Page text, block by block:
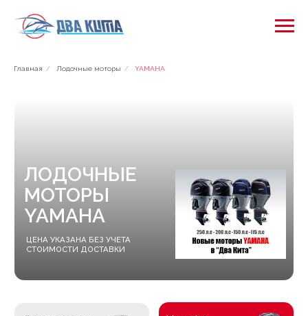
Главная / Лодочные моторы / YAMAHA
ЦЕНА УКАЗАНА БЕЗ УЧЕТА
СТОИМОСТИ ДОСТАВКИ